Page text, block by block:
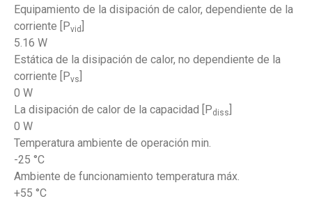
Equipamiento de la disipación de calor, dependiente de la
corriente [Pvid
5.16 W
Estática de la disipación de calor, no dependiente de la
corriente [Pvs
0 W
La disipación de calor de la capacidad [Pdiss
0 W
Temperatura ambiente de operación min.
-25 °C
Ambiente de funcionamiento temperatura máx.
+55 °C